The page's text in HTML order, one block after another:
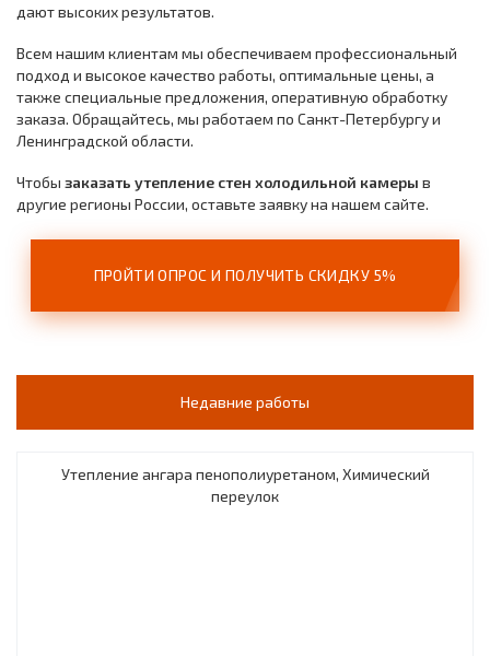
дают высоких результатов.
Всем нашим клиентам мы обеспечиваем профессиональный
подход и высокое качество работы, оптимальные цены, а
также специальные предложения, оперативную обработку
заказа. Обращайтесь, мы работаем по Санкт-Петербургу и
Ленинградской области.
Чтобы заказать утепление стен холодильной камеры в
другие регионы России, оставьте заявку на нашем сайте.
ПРОЙТИ ОПРОС И ПОЛУЧИТЬ СКИДКУ 5%
Недавние работы
Утепление ангара пенополиуретаном, Химический
переулок